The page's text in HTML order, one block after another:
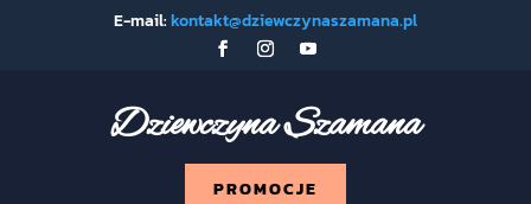
E-mail:kontakt@dziewczynaszamana.pl
Dziewczyna Szamana
PROMOCJE